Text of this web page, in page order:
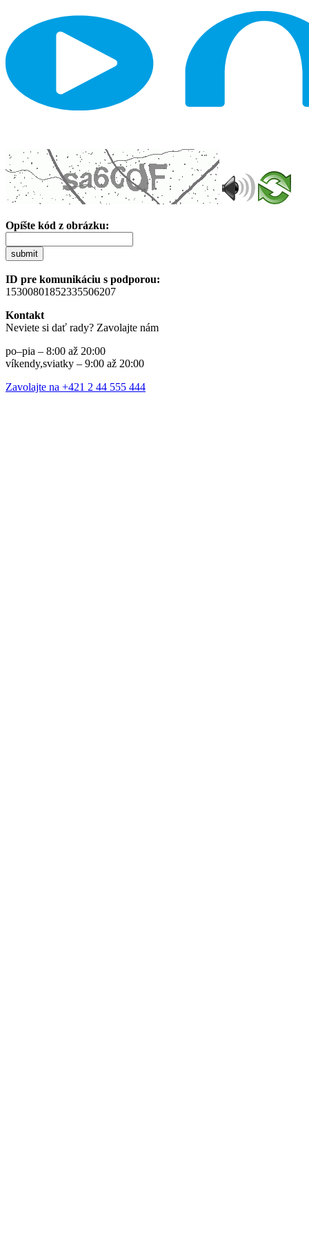
Opíšte kód z obrázku:
submit
ID pre komunikáciu s podporou:
15300801852335506207
Kontakt
Neviete si dať rady? Zavolajte nám
po–pia – 8:00 až 20:00
víkendy,sviatky – 9:00 až 20:00
Zavolajte na +421 2 44 555 444